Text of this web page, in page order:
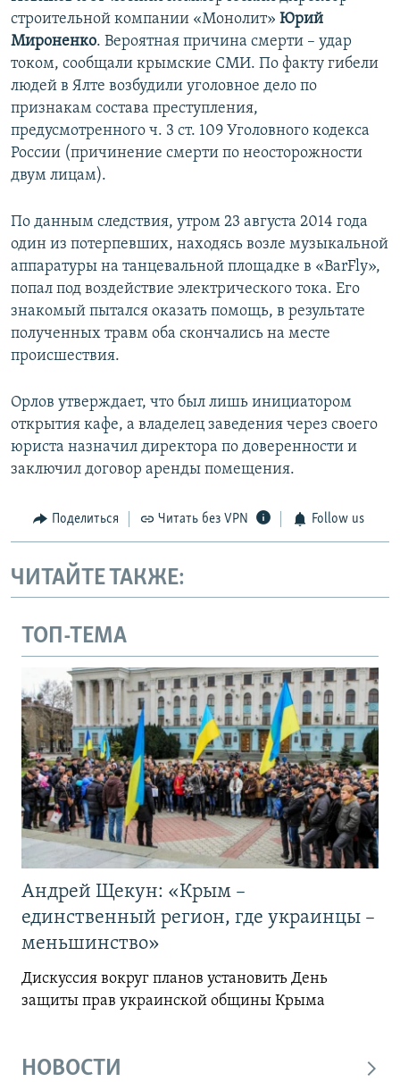
строительной компании «Монолит» Юрий
Мироненко. Вероятная причина смерти – удар
током, сообщали крымские СМИ. По факту гибели
людей в Ялте возбудили уголовное дело по
признакам состава преступления,
предусмотренного ч. 3 ст. 109 Уголовного кодекса
России (причинение смерти по неосторожности
двум лицам).
По данным следствия, утром 23 августа 2014 года
один из потерпевших, находясь возле музыкальной
аппаратуры на танцевальной площадке в «BarFly»,
попал под воздействие электрического тока. Его
знакомый пытался оказать помощь, в результате
полученных травм оба скончались на месте
происшествия.
Орлов утверждает, что был лишь инициатором
открытия кафе, а владелец заведения через своего
юриста назначил директора по доверенности и
заключил договор аренды помещения.
Поделиться Читать без VPN Follow us
ЧИТАЙТЕ ТАКЖЕ:
ТОП-ТЕМА
Андрей Щекун: «Крым –
единственный регион, где украинцы –
меньшинство»
Дискуссия вокруг планов установить День
защиты прав украинской общины Крыма
НОВОСТИ